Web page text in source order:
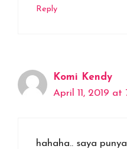
Reply
Komi Kendy
April 11, 2019 at
hahaha.. saya